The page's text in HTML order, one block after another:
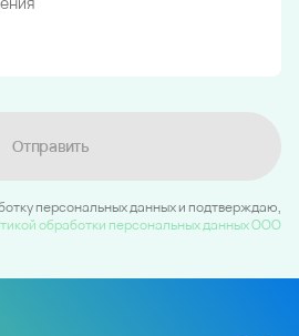
Отправить
персональных данных и подтверждаю,
обработки персональных данных ООО